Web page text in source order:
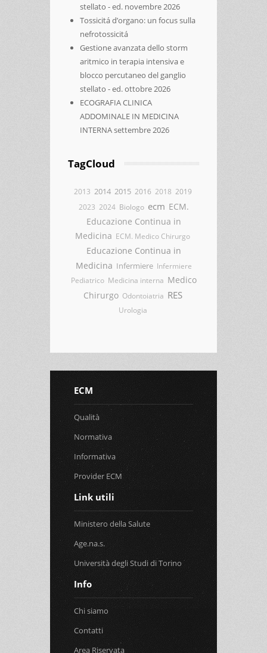
stellato - ed. novembre 2026
Tossicitá d’organo: un focus sulla
nefrotossicitá
Gestione avanzata dello storm
aritmico in terapia intensiva e
blocco percutaneo del ganglio
stellato - ed. ottobre 2026
ECOGRAFIA CLINICA
ADDOMINALE IN MEDICINA
INTERNA settembre 2026
TagCloud
2013 2014 2015 2016 2018 2019
2023 2024 Biologo ecm ECM.
Educazione Continua in
Medicina ECM. Medico Chirurgo
Educazione Continua in
Medicina Infermiere Infermiere
Pediatrico Medicina interna Medico
Chirurgo Odontoiatria RES
Urologia
ECM
Qualità
Normativa
Informativa
Provider ECM
Link utili
Ministero della Salute
Age.na.s.
Università degli Studi di Torino
Info
Chi siamo
Contatti
Area Riservata